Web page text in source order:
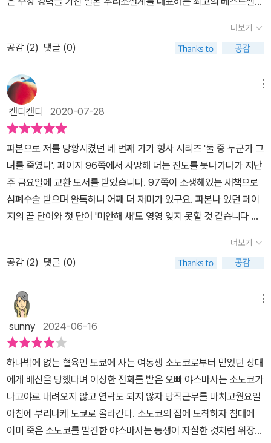
가가는 이 사건이 타살임을 밝혀내고, 소노코의 오빠가 복수하는 잘
못을 범하지 않도록 막기 위해 애쓴다. 이후 용의자는 소노코의 연인
이었던 준이치와 친구였던 가요코로 밝혀지지만, 둘 중 누가 진범인
들을 감춘 소노코의 오빠 야스마사가 풀어가지만 결정적인 증거는 가
가가 제시한다. 이야기는 끝까지 범인을 특정할 수 없는 채 끝이 난다.
하지만 이 책 말미에도 추리 안내서가 있다. 여기를 보면 범인이 누군
인지 대충 짐작이 긴다. 이처럼 이 책은 추리게임처럼 독자가 범인을
추리할 수 있게 돼 있다. 나는 추리소설을 읽을 때 범인이 누구일지 크
게 고민하지 않으면서 작가의 이야기를 따르는 편이라서 이 책처럼
범인이 밝혀지지 않았을 때에는 뒤통수를 한 방 맞은 느낌이었다. 따
라서 이 책은 처음 읽을 때부터 사건이 현장을 머릿속에 그리면서 읽
는 것이 좋다. 아무튼 추리소설가들은 대단하다. 물론 모든 작가들이
캐릭터를 단번에 알 수 있게 해주는 작품<둘 중 누군가 그녀를 죽였
다>를 만나보았다. 총 10권의『가가 형사 시리즈』중 한 권이다. 본문
에 들어가 전 이 책은 가가 교이치로 형사를 자세하게 소개해주고 있
다. 그가 형사가 된 까닭부터 그의 성격까지 섬세하게 알려주고 있다.
여기서 가가 형사는 '냉철한 머리, 뜨거운 심장, 빈틈없이 날카로운 눈
매'를 가진 뛰어난 형사로 묘사되고 있다. 그런데 여기에서 가가 형사
의 가장 특별한 성격으로 묘사된 한 가지는 '인간에 대한 따뜻한 배
려'이다. 차가운 이성과 지성으로 뛰어난 추리를 하는 형사 가가에게
따뜻한 인간미가 있다는 것이다. 전체 시리즈에서는 어떤 모습일지
모르겠지만 이번 작품에서는 정말 정확한 표현이라고 생각한다. 누이
동생 소노코를 잃은 오빠 야스마사의 복수를 감지하고 그를 막기 위
해 인간적으로 다가서려 노력하는 가가의 모습에서 차가운 형사보다
는 따뜻한 친구의 모습을 볼 수 있을 것이다.​​이야기의 시작은 도쿄에
혼자 사는 누이동생 소노코의 평상시와는 다른 전화 한 통에서 시작
를 조사하는 경찰인 오빠 야스마사를 도쿄로 향하게 한다. 그리고 야
스마사는 동생의 자살 현장에 최초 목격자가 된다. 그런데 동생의 자
살 현장을 처음 발견한 야스마사는 동생의 타살을 확신하고 이상한
행동을 취한다. 증거 인멸. 아니 형사들이 타살의 중요 증거를 찾기 전
에 자신이 챙긴다. 경찰인 자신이 직접 범인을 잡겠다는 야스마사의
분투는 그렇게 시작된다. 신고를 받고 현장에 도착한 형사들은 자살
에 무게를 두게 된다. 아니 그럴 수밖에 없었다. 오빠 야스마사의 증언
한마디가 현장을 밀실로 만들어 버렸기 때문이다. 그런데 언제쯤 등
장하나 기대하며 기다리던 가가 형사가 등장한다. 그것도 자살에 의
더보기
공감 (2) 댓글 (0)
캔디캔디 2020-07-28
파본으로 저를 당황시켰던 네 번째 가가 형사 시리즈 '둘 중 누군가 그
녀를 죽였다'. 페이지 96쪽에서 사망해 더는 진도를 못나가다가 지난
주 금요일에 교환 도서를 받았습니다. 97쪽이 소생해있는 새책으로
심폐수술 받으며 완독하니 어째 더 재미가 있구요. 파본나 있던 페이
지의 끝 단어와 첫 단어 '미안해 새'도 영영 잊지 못할 것 같습니다 ㅎ
없이 속내를 터놓는 두 사람이기에 알고 보니 굉장한 부자였던 지금
의 남자친구를 소개하는 일에도 소노코는 망설임이 없어요. 소노코와
연인 준이치, 가요코의 첫만남. 그 자리에서부터 이거 일이 꼬이는구
나 싶더군요. 가요코와 헤어져 돌아가는 길 준이치의 입에서는 내내
가요코 멋진 여자, 미인, 신비한 매력, 남자들이 다들 가요코만 쳐다본
다는 둥 가요코에 대한 이야기만 쏟아지거든요. 수더분한 외모에 비
사교적인 성격의 소노코와 비교하면 연예인 지망생이었던데다 방송
국 근무 이력까지 있는 가요코는 눈에 띌 수 밖에 없는 사람이지만 뭣
모르는 제가 봐도 준이치의 칭찬은 너무하다 싶을 정도였어요. 게다
가 소노코도 알고 있듯이 가요코는 욕심이 많고 화려한 세계에 대한
욕망이 크지만 일찍이 좌절을 맛본 전적이 있는 사람이거든요. 소노
코 이 바보 같은 여자가 고양이에게 생선가게를 맡기는 것 같은 형국
더보기
공감 (2) 댓글 (0)
sunny 2024-06-16
하나밖에 없는 혈육인 도쿄에 사는 여동생 소노코로부터 믿었던 상대
에게 배신을 당했다며 이상한 전화를 받은 오빠 야스마사는 소노코가
나고야로 내려오지 않고 연락도 되지 않자 당직근무를 마치고월요일
아침에 부리나케 도쿄로 올라간다. 소노코의 집에 도착하자 침대에
이미 죽은 소노코를 발견한 야스마사는 동생이 자살한 것처럼 위장한